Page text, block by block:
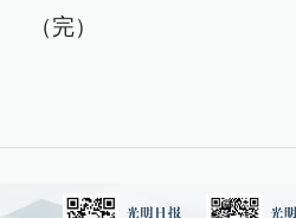
（完）